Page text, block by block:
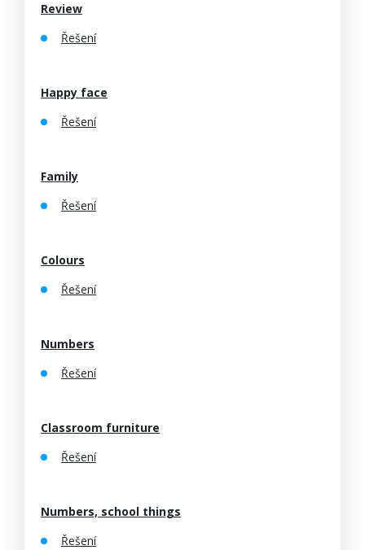
Review
Řešení
Happy face
Řešení
Family
Řešení
Colours
Řešení
Numbers
Řešení
Classroom furniture
Řešení
Numbers, school things
Řešení